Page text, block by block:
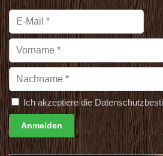
Ich akzeptiere die